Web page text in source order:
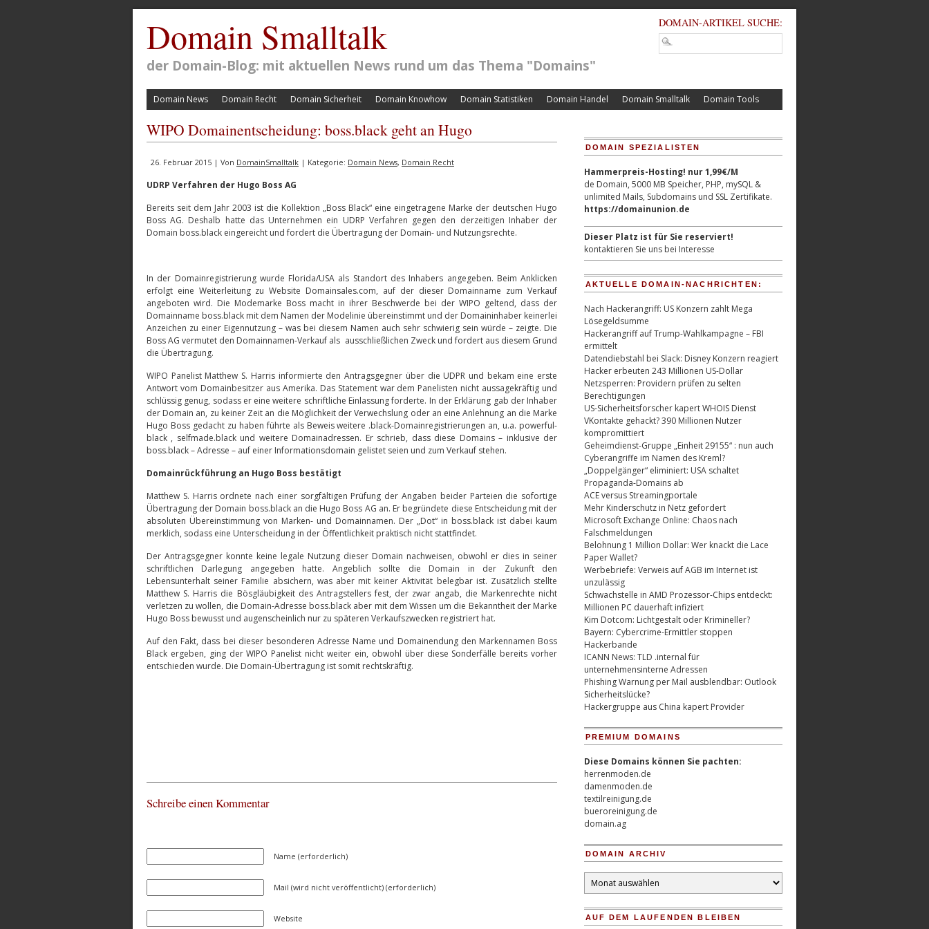
Domain Smalltalk
der Domain-Blog: mit aktuellen News rund um das Thema "Domains"
DOMAIN-ARTIKEL SUCHE:
Domain News Domain Recht Domain Sicherheit Domain Knowhow Domain Statistiken Domain Handel Domain Smalltalk Domain Tools
WIPO Domainentscheidung: boss.black geht an Hugo
26. Februar 2015 | Von DomainSmalltalk | Kategorie: Domain News, Domain Recht
UDRP Verfahren der Hugo Boss AG
Bereits seit dem Jahr 2003 ist die Kollektion „Boss Black“ eine eingetragene Marke der deutschen Hugo
Boss AG. Deshalb hatte das Unternehmen ein UDRP Verfahren gegen den derzeitigen Inhaber der
Domain boss.black eingereicht und fordert die Übertragung der Domain- und Nutzungsrechte.
In der Domainregistrierung wurde Florida/USA als Standort des Inhabers angegeben. Beim Anklicken
erfolgt eine Weiterleitung zu Website Domainsales.com, auf der dieser Domainname zum Verkauf
angeboten wird. Die Modemarke Boss macht in ihrer Beschwerde bei der WIPO geltend, dass der
Domainname boss.black mit dem Namen der Modelinie übereinstimmt und der Domaininhaber keinerlei
Anzeichen zu einer Eigennutzung – was bei diesem Namen auch sehr schwierig sein würde – zeigte. Die
Boss AG vermutet den Domainnamen-Verkauf als ausschließlichen Zweck und fordert aus diesem Grund
die Übertragung.
WIPO Panelist Matthew S. Harris informierte den Antragsgegner über die UDPR und bekam eine erste
Antwort vom Domainbesitzer aus Amerika. Das Statement war dem Panelisten nicht aussagekräftig und
schlüssig genug, sodass er eine weitere schriftliche Einlassung forderte. In der Erklärung gab der Inhaber
der Domain an, zu keiner Zeit an die Möglichkeit der Verwechslung oder an eine Anlehnung an die Marke
Hugo Boss gedacht zu haben führte als Beweis weitere .black-Domainregistrierungen an, u.a. powerful-
black , selfmade.black und weitere Domainadressen. Er schrieb, dass diese Domains – inklusive der
boss.black – Adresse – auf einer Informationsdomain gelistet seien und zum Verkauf stehen.
Domainrückführung an Hugo Boss bestätigt
Matthew S. Harris ordnete nach einer sorgfältigen Prüfung der Angaben beider Parteien die sofortige
Übertragung der Domain boss.black an die Hugo Boss AG an. Er begründete diese Entscheidung mit der
absoluten Übereinstimmung von Marken- und Domainnamen. Der „Dot“ in boss.black ist dabei kaum
merklich, sodass eine Unterscheidung in der Öffentlichkeit praktisch nicht stattfindet.
Der Antragsgegner konnte keine legale Nutzung dieser Domain nachweisen, obwohl er dies in seiner
schriftlichen Darlegung angegeben hatte. Angeblich sollte die Domain in der Zukunft den
Lebensunterhalt seiner Familie absichern, was aber mit keiner Aktivität belegbar ist. Zusätzlich stellte
Matthew S. Harris die Bösgläubigkeit des Antragstellers fest, der zwar angab, die Markenrechte nicht
verletzen zu wollen, die Domain-Adresse boss.black aber mit dem Wissen um die Bekanntheit der Marke
Hugo Boss bewusst und augenscheinlich nur zu späteren Verkaufszwecken registriert hat.
Auf den Fakt, dass bei dieser besonderen Adresse Name und Domainendung den Markennamen Boss
Black ergeben, ging der WIPO Panelist nicht weiter ein, obwohl über diese Sonderfälle bereits vorher
entschieden wurde. Die Domain-Übertragung ist somit rechtskräftig.
Schreibe einen Kommentar
Name (erforderlich)
Mail (wird nicht veröffentlicht) (erforderlich)
Website
DOMAIN SPEZIALISTEN
Hammerpreis-Hosting! nur 1,99€/M
de Domain, 5000 MB Speicher, PHP, mySQL &
unlimited Mails, Subdomains und SSL Zertifikate.
https://domainunion.de
Dieser Platz ist für Sie reserviert!
kontaktieren Sie uns bei Interesse
AKTUELLE DOMAIN-NACHRICHTEN:
Nach Hackerangriff: US Konzern zahlt Mega
Lösegeldsumme
Hackerangriff auf Trump-Wahlkampagne – FBI
ermittelt
Datendiebstahl bei Slack: Disney Konzern reagiert
Hacker erbeuten 243 Millionen US-Dollar
Netzsperren: Providern prüfen zu selten
Berechtigungen
US-Sicherheitsforscher kapert WHOIS Dienst
VKontakte gehackt? 390 Millionen Nutzer
kompromittiert
Geheimdienst-Gruppe „Einheit 29155“ : nun auch
Cyberangriffe im Namen des Kreml?
„Doppelgänger“ eliminiert: USA schaltet
Propaganda-Domains ab
ACE versus Streamingportale
Mehr Kinderschutz in Netz gefordert
Microsoft Exchange Online: Chaos nach
Falschmeldungen
Belohnung 1 Million Dollar: Wer knackt die Lace
Paper Wallet?
Werbebriefe: Verweis auf AGB im Internet ist
unzulässig
Schwachstelle in AMD Prozessor-Chips entdeckt:
Millionen PC dauerhaft infiziert
Kim Dotcom: Lichtgestalt oder Krimineller?
Bayern: Cybercrime-Ermittler stoppen
Hackerbande
ICANN News: TLD .internal für
unternehmensinterne Adressen
Phishing Warnung per Mail ausblendbar: Outlook
Sicherheitslücke?
Hackergruppe aus China kapert Provider
PREMIUM DOMAINS
Diese Domains können Sie pachten:
herrenmoden.de
damenmoden.de
textilreinigung.de
bueroreinigung.de
domain.ag
DOMAIN ARCHIV
Domain
Archiv
AUF DEM LAUFENDEN BLEIBEN